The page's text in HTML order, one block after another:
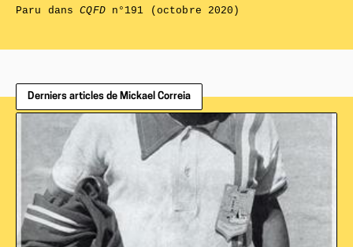
Paru dansCQFDn°191 (octobre 2020)
Derniers articles de Mickael Correia